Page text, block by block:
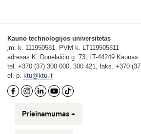
Kauno technologijos universitetas
įm. k. 111950581, PVM k. LT119505811
adresas K. Donelaičio g. 73, LT-44249 Kaunas
tel. +370 (37) 300 000, 300 421, faks. +370
el. p. ktu@ktu.lt
Prieinamumas